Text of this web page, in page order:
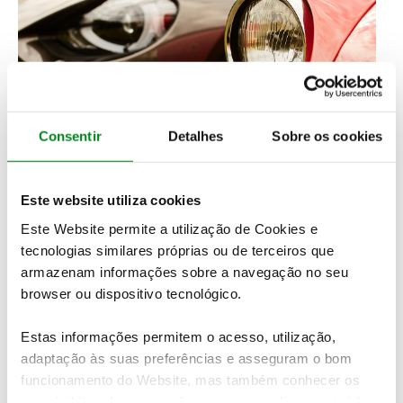
Consentir Detalhes Sobre os cookies
Este website utiliza cookies
Este Website permite a utilização de Cookies e
tecnologias similares próprias ou de terceiros que
armazenam informações sobre a navegação no seu
browser ou dispositivo tecnológico.
Estas informações permitem o acesso, utilização,
adaptação às suas preferências e asseguram o bom
funcionamento do Website, mas também conhecer os
O modelo propunha boa parte da mecânica do Fiat
124 berlina, mas desde logo com precisas
caraterísticas desportivas. A assinatura Pininfarina
assegurava a elegância do design e dos interiores
também pela qualidade geral dos acabamentos, dos
acessórios e das cores. Em suma, traduzia o estilo e
as proporções mais atraentes do seu tempo: belo